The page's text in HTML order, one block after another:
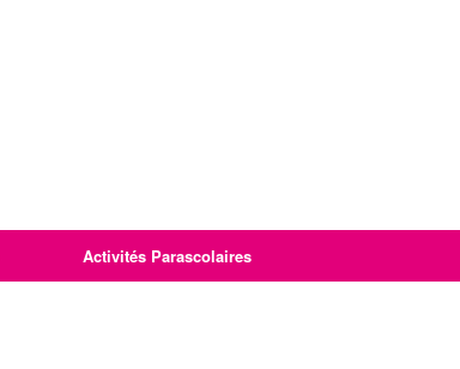
Activités Parascolaires